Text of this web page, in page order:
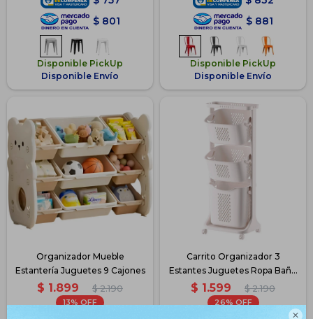

$ 801
Disponible PickUp
Disponible Envío
$ 881
Disponible PickUp
Disponible Envío
Organizador Mueble
Estantería Juguetes 9 Cajones
$ 1.899 $ 2.190
13
Carrito Organizador 3
Estantes Juguetes Ropa Baño
Multi
$ 1.599 $ 2.190
26